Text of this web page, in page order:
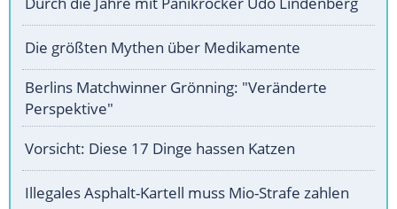
Die größten Mythen über Medikamente
Berlins Matchwinner Grönning: "Veränderte
Perspektive"
Vorsicht: Diese 17 Dinge hassen Katzen
Illegales Asphalt-Kartell muss Mio-Strafe zahlen